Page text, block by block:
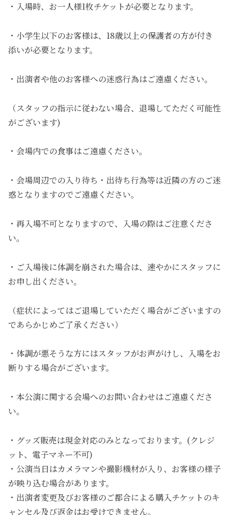
・入場時、お一人様1枚チケットが必要となります。
・小学生以下のお客様は、18歳以上の保護者の方が付き
添いが必要となります。
・出演者や他のお客様への迷惑行為はご遠慮ください。
（スタッフの指示に従わない場合、退場してただく可能性
がございます)
・会場内での食事はご遠慮ください。
・会場周辺での入り待ち・出待ち行為等は近隣の方のご迷
惑となりますのでご遠慮ください。
・再入場不可となりますので、入場の際はご注意くださ
い。
・ご入場後に体調を崩された場合は、速やかにスタッフに
お申し出ください。
（症状によってはご退場していただく場合がございますの
であらかじめご了承ください）
・体調が悪そうな方にはスタッフがお声がけし、入場をお
断りする場合がございます。
・本公演に関する会場へのお問い合わせはご遠慮くださ
い。
・グッズ販売は現金対応のみとなっております。(クレジ
ット、電子マネー不可)
・公演当日はカメラマンや撮影機材が入り、お客様の様子
が映り込む場合があります。
・出演者変更及びお客様のご都合による購入チケットのキ
ャンセル及び返金はお受けできません。